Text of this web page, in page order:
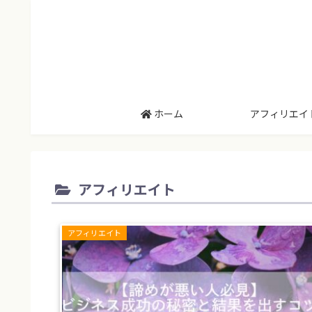
ホーム アフィリエイ
アフィリエイト
アフィリエイト